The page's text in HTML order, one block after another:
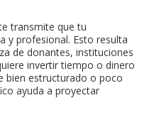
transmite que tu
y profesional. Esto resulta
de donantes, instituciones
invertir tiempo o dinero
bien estructurado o poco
ayuda a proyectar